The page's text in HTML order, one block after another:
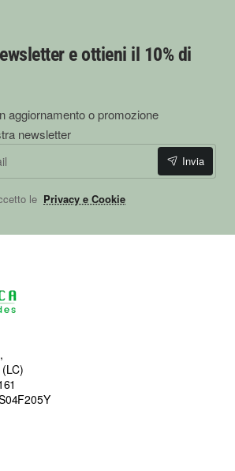
e ottieni il 10% di
aggiornamento o promozione
newsletter
Invia
le Privacy e Cookie